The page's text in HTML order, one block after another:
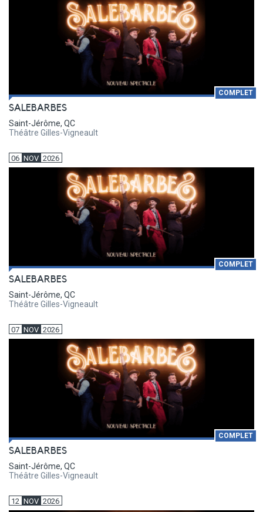
COMPLET
SALEBARBES
Saint-Jérôme, QC
Théâtre Gilles-Vigneault
06 NOV 2026
COMPLET
SALEBARBES
Saint-Jérôme, QC
Théâtre Gilles-Vigneault
07 NOV 2026
COMPLET
SALEBARBES
Saint-Jérôme, QC
Théâtre Gilles-Vigneault
12 NOV 2026